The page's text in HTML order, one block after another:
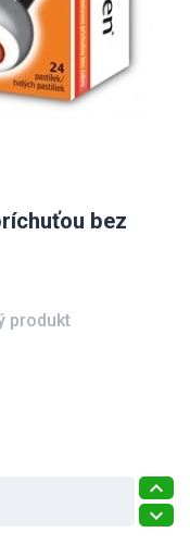
bez
produkt